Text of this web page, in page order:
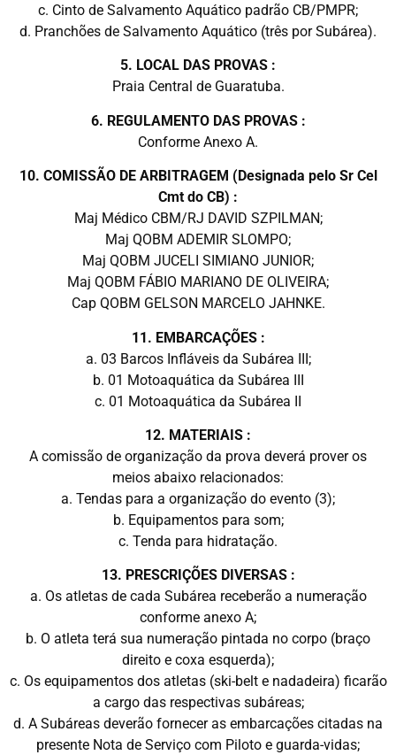
c. Cinto de Salvamento Aquático padrão CB/PMPR;
d. Pranchões de Salvamento Aquático (três por Subárea).
5. LOCAL DAS PROVAS :
Praia Central de Guaratuba.
6. REGULAMENTO DAS PROVAS :
Conforme Anexo A.
10. COMISSÃO DE ARBITRAGEM (Designada pelo Sr Cel
Cmt do CB) :
Maj Médico CBM/RJ DAVID SZPILMAN;
Maj QOBM ADEMIR SLOMPO;
Maj QOBM JUCELI SIMIANO JUNIOR;
Maj QOBM FÁBIO MARIANO DE OLIVEIRA;
Cap QOBM GELSON MARCELO JAHNKE.
11. EMBARCAÇÕES :
a. 03 Barcos Infláveis da Subárea III;
b. 01 Motoaquática da Subárea III
c. 01 Motoaquática da Subárea II
12. MATERIAIS :
A comissão de organização da prova deverá prover os
meios abaixo relacionados:
a. Tendas para a organização do evento (3);
b. Equipamentos para som;
c. Tenda para hidratação.
13. PRESCRIÇÕES DIVERSAS :
a. Os atletas de cada Subárea receberão a numeração
conforme anexo A;
b. O atleta terá sua numeração pintada no corpo (braço
direito e coxa esquerda);
c. Os equipamentos dos atletas (ski-belt e nadadeira) ficarão
a cargo das respectivas subáreas;
d. A Subáreas deverão fornecer as embarcações citadas na
presente Nota de Serviço com Piloto e guarda-vidas;